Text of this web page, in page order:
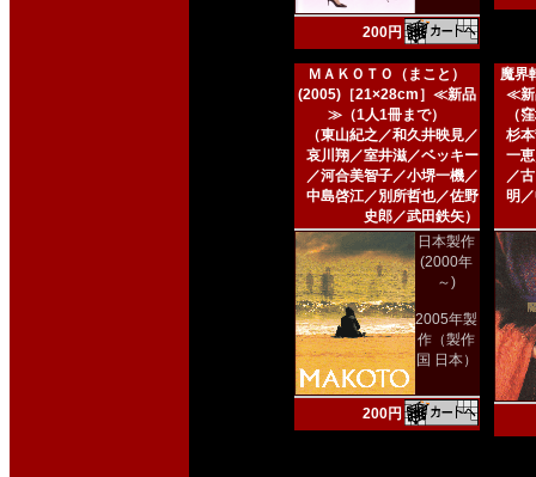
200円
ＭＡＫＯＴＯ（まこと）
(2005)［21×28cm］≪新品
≫（1人1冊まで）
（東山紀之／和久井映見／
哀川翔／室井滋／ベッキー
／河合美智子／小堺一機／
中島啓江／別所哲也／佐野
史郎／武田鉄矢）
日本製作
(2000年
～)
2005年製
作（製作
国 日本）
200円
魔界
≪新
（
杉
一
／
明